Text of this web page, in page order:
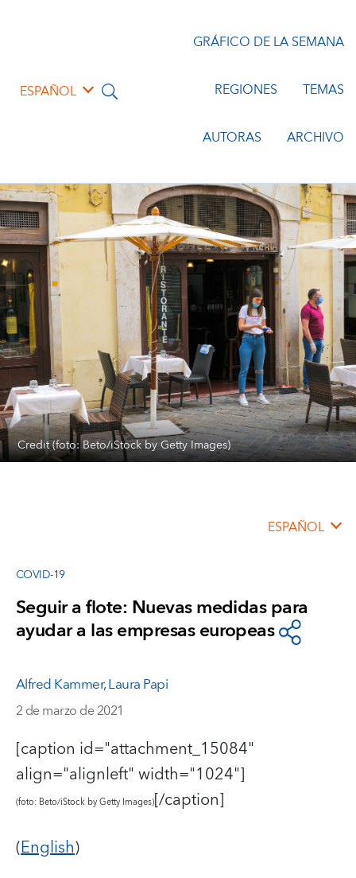
ESPAÑOL
GRÁFICO DE LA SEMANA
REGIONES TEMAS
AUTORAS ARCHIVO
Credit (foto: Beto/iStock by Getty Images)
ESPAÑOL
COVID-19
Seguir a flote: Nuevas medidas para
ayudar a las empresas europeas
Alfred Kammer,Laura Papi
2 de marzo de 2021
[caption id="attachment_15084"
align="alignleft" width="1024"]
(foto: Beto/iStock by Getty Images)[/caption]
(English)